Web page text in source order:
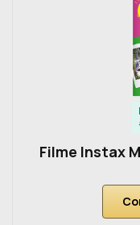
Filme Instax